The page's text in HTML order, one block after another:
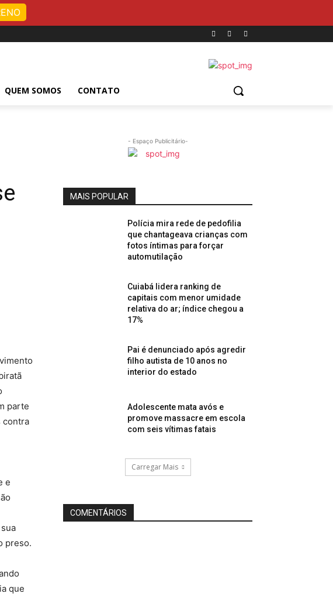
QUEM SOMOS CONTATO
parte
contra
e
preso.
que
- Espaço Publicitário-
MAIS POPULAR
Polícia mira rede de pedofilia
que chantageava crianças com
fotos íntimas para forçar
automutilação
Cuiabá lidera ranking de
capitais com menor umidade
relativa do ar; índice chegou a
17%
Pai é denunciado após agredir
filho autista de 10 anos no
interior do estado
Adolescente mata avós e
promove massacre em escola
com seis vítimas fatais
Carregar Mais
COMENTÁRIOS